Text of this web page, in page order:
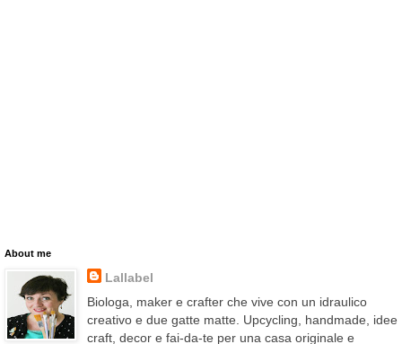
About me
Lallabel
Biologa, maker e crafter che vive con un idraulico
creativo e due gatte matte. Upcycling, handmade, idee
craft, decor e fai-da-te per una casa originale e